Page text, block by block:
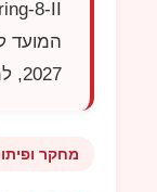
8-II
2027, למתקן
מחקר ופיתוח